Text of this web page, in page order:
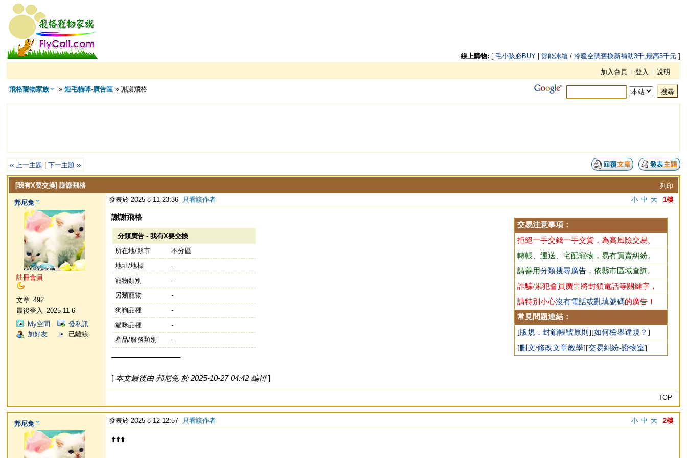
線上購物: [ 毛小孩必BUY| 節能冰箱/ 冷暖空調舊換新補助3千,最高5千元]
加入會員 登入 說明
飛格寵物家族 »短毛貓咪-廣告區 » 謝謝飛格 搜尋
‹‹ 上一主題 |下一主題 ››
列印
[我有X要交換] 謝謝飛格
邦尼兔
註冊會員
文章 492
最後登入
2025-11-6
My空間
發私訊
加好友
已離線
1樓
大
中
小
發表於 2025-8-11 23:36 只看該作者
交易注意事項：
拒絕一手交錢一手交貨，為高風險交易。
轉帳、運送、宅配寵物，易有買賣糾紛。
請善用分類搜尋廣告 ，依縣市區域查詢。
詐騙/累犯會員廣告將封鎖電話等關鍵字，
請特別小心沒有電話或亂填號碼的廣告！
常見問題連結：
[版規．封鎖帳號原則][如何檢舉違規？]
[刪文/修改文章教學][交易糾紛-證物室]
謝謝飛格
分類廣告 - 我有X要交換
所在地/縣市
不分區
地址/地標
-
寵物類別
-
另類寵物
-
狗狗品種
-
貓咪品種
-
產品/服務類別
-
—————————
[ 本文最後由 邦尼兔 於 2025-10-27 04:42 編輯]
TOP
邦尼兔 2樓
大
中
小
發表於 2025-8-12 12:57 只看該作者
⬆️⬆️⬆️